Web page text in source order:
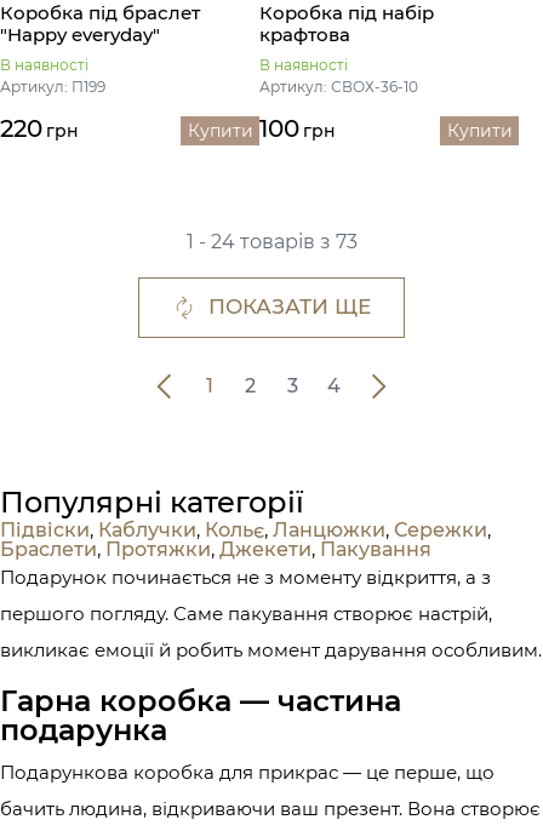
Коробка під браслет
"Happy everyday"
В наявності
Артикул: П199
220 грн Купити
Коробка під набір
крафтова
В наявності
Артикул: СВОХ-36-10
100 грн Купити
1 - 24 товарів з 73
ПОКАЗАТИ ЩЕ
1 2 3 4
Популярні категорії
Підвіски, Каблучки, Кольє, Ланцюжки, Сережки,
Браслети, Протяжки, Джекети, Пакування
Подарунок починається не з моменту відкриття, а з
першого погляду. Саме пакування створює настрій,
викликає емоції й робить момент дарування особливим.
Гарна коробка — частина
подарунка
Подарункова коробка для прикрас — це перше, що
бачить людина, відкриваючи ваш презент. Вона створює